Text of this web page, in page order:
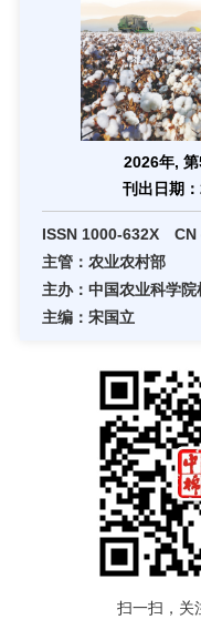
2026年,
刊出日期
ISSN 1000-632X CN
主管：农业农村部
主办：中国农业科学
主编：宋国立
扫一扫，关